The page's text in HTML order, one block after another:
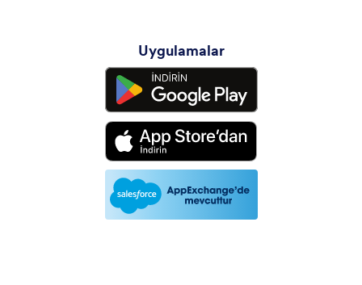
Uygulamalar